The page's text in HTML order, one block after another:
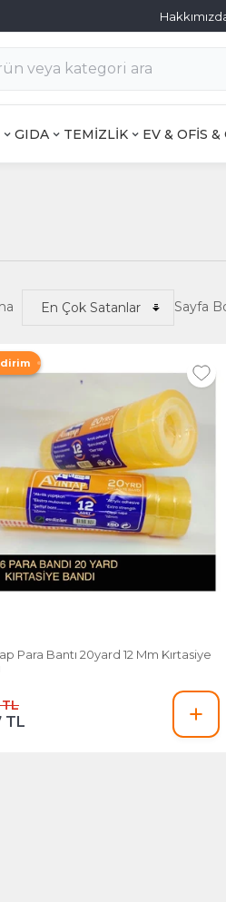
GIDA TEMİZLİK EV & OFİS &
Sayfa
Para Bantı 20yard 12 Mm Kırtasiye
TL